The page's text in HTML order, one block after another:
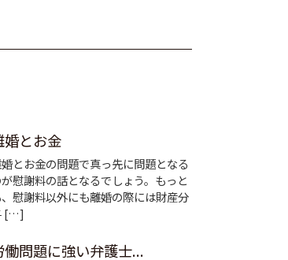
婚とお金
とお金の問題で真っ先に問題となる
慰謝料の話となるでしょう。もっと
慰謝料以外にも離婚の際には財産分
[…]
働問題に強い弁護士...